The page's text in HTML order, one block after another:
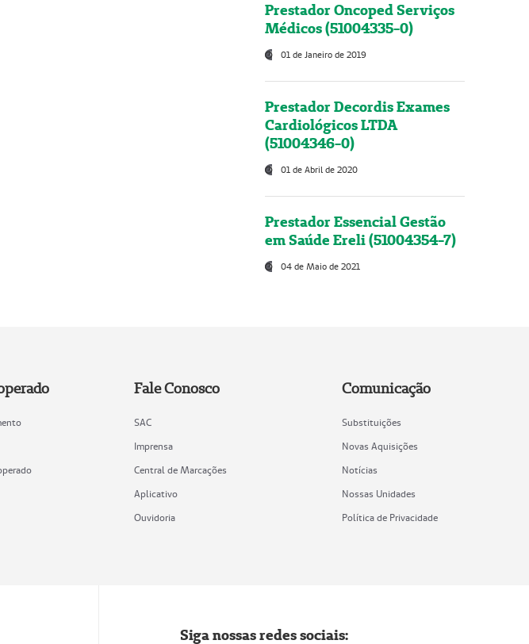
Prestador Oncoped Serviços
Médicos (51004335-0)
01 de Janeiro de 2019
Prestador Decordis Exames
Cardiológicos LTDA
(51004346-0)
01 de Abril de 2020
Prestador Essencial Gestão
em Saúde Ereli (51004354-7)
04 de Maio de 2021
Fale Conosco
SAC
Imprensa
Central de Marcações
Aplicativo
Ouvidoria
Comunicação
Substituições
Novas Aquisições
Notícias
Nossas Unidades
Política de Privacidade
Siga nossas redes sociais: